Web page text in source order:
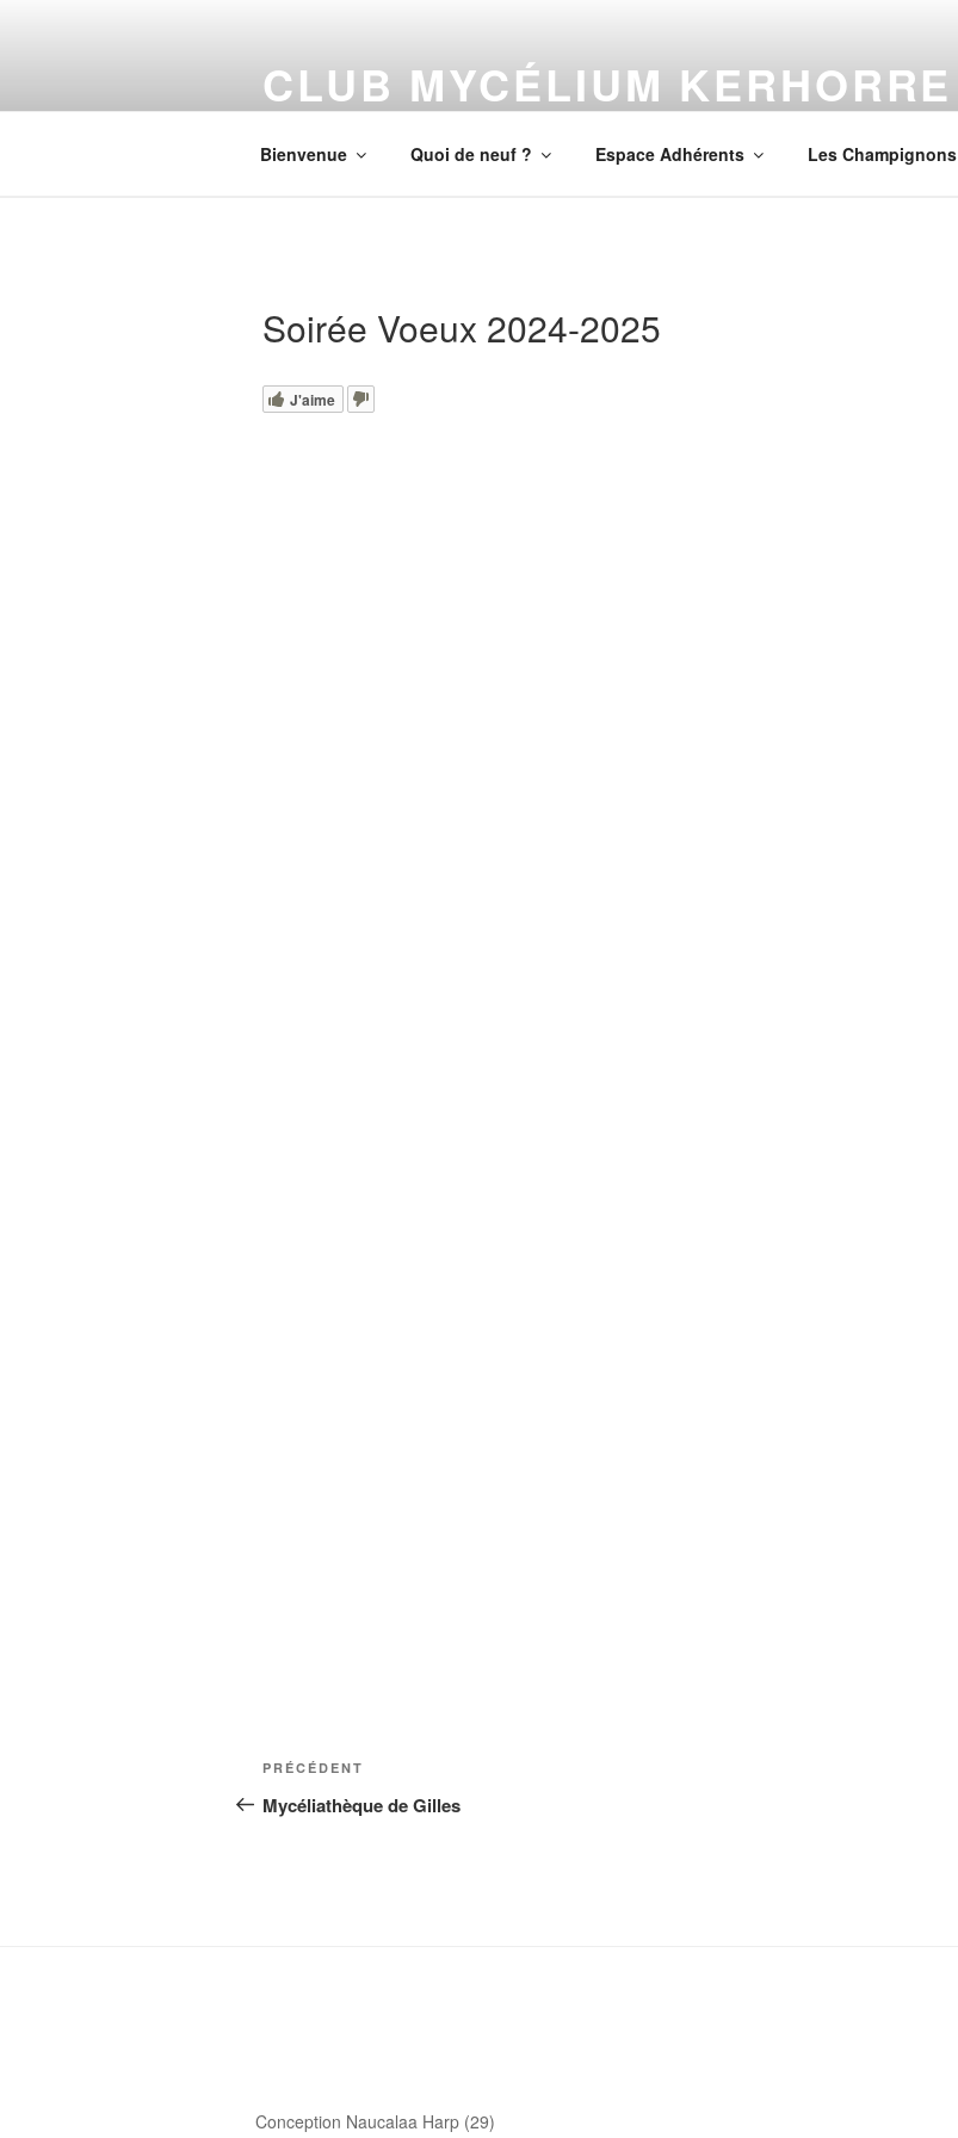
CLUB MYCÉLIUM KERHORRE
Bienvenue Quoi de neuf ? Espace Adhérents Les Champignons
Soirée Voeux 2024-2025
J'aime
Navigation
de
Article
précédent
PRÉCÉDENT
Mycéliathèque de Gilles
Conception Naucalaa Harp (29)